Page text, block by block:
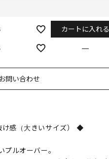
カートに入れる
—
問い合わせ
感（大きいサイズ） ◆
プルオーバー。